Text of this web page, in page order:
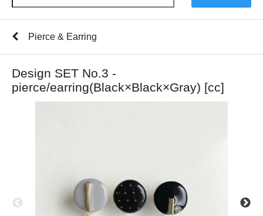
Pierce & Earring
Design SET No.3 -
pierce/earring(Black×Black×Gray) [cc]